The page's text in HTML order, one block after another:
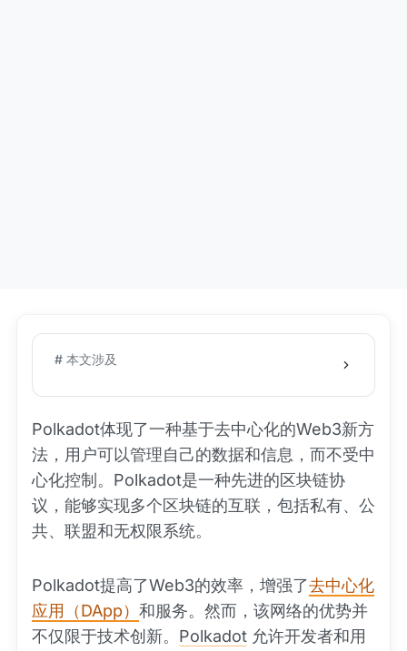
# 本文涉及
Polkadot体现了一种基于去中心化的Web3新方
法，用户可以管理自己的数据和信息，而不受中
心化控制。Polkadot是一种先进的区块链协
议，能够实现多个区块链的互联，包括私有、公
共、联盟和无权限系统。
Polkadot提高了Web3的效率，增强了去中心化
应用（DApp） 和服务。然而，该网络的优势并
不仅限于技术创新。 Polkadot 允许开发者和用